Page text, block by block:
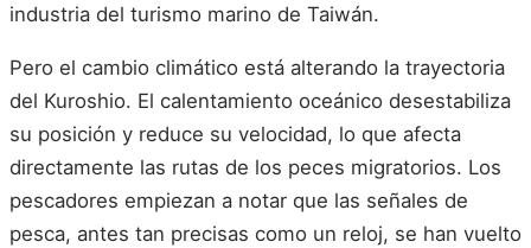
industria del turismo marino de Taiwán.
Pero el cambio climático está alterando la trayectoria
del Kuroshio. El calentamiento oceánico desestabiliza
su posición y reduce su velocidad, lo que afecta
directamente las rutas de los peces migratorios. Los
pescadores empiezan a notar que las señales de
pesca, antes tan precisas como un reloj, se han vuelto